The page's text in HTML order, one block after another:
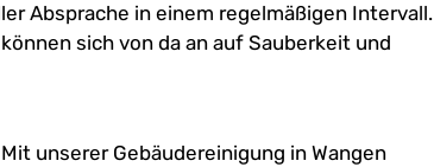
Absprache in einem regelmäßigen Intervall.
sich von da an auf Sauberkeit und
unserer Gebäudereinigung in Wangen